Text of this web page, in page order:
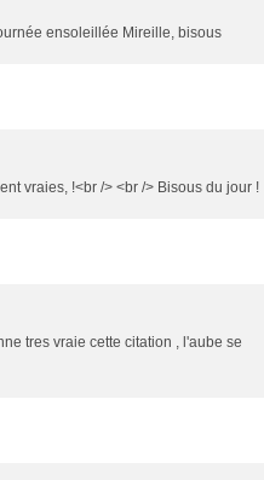
ensoleillée Mireille, bisous
vraies, !<br /> <br /> Bisous du jour !
tres vraie cette citation , l'aube se